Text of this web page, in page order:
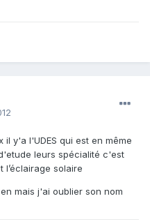
y'a l'UDES qui est en même
leurs spécialité c'est
solaire
mais j'ai oublier son nom